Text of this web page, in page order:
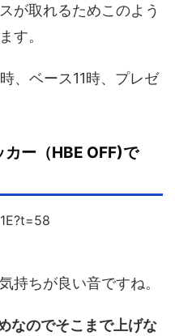
が取れるためこのよう
す。
、ベース11時、プレゼ
ー（HBE OFF)で
持ちが良い音ですね。
なのでそこまで上げな